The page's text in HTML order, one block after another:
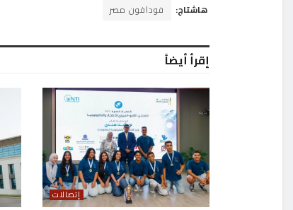
هاشتاج: فودافون مصر
إقرأ أيضاً
إتصالات